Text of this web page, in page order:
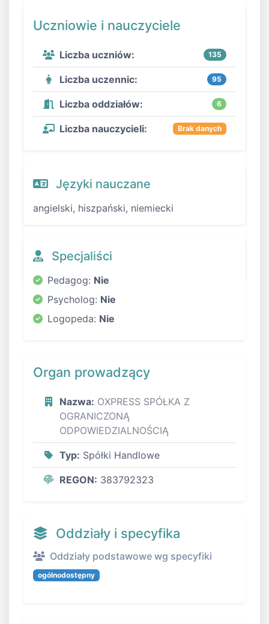
Uczniowie i nauczyciele
Liczba uczniów: 135
Liczba uczennic: 95
Liczba oddziałów: 6
Liczba nauczycieli: Brak danych
Języki nauczane
angielski, hiszpański, niemiecki
Specjaliści
Pedagog: Nie
Psycholog: Nie
Logopeda: Nie
Organ prowadzący
Nazwa: OXPRESS SPÓŁKA Z
OGRANICZONĄ
ODPOWIEDZIALNOŚCIĄ
Typ: Spółki Handlowe
REGON: 383792323
Oddziały i specyfika
Oddziały podstawowe wg specyfiki
ogólnodostępny